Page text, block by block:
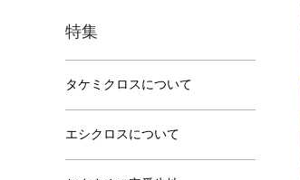
特集
タケミクロスについて
エシクロスについて